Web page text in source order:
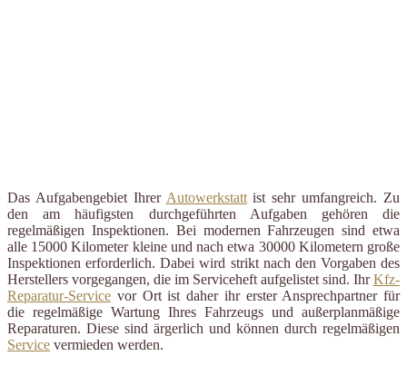
Das Aufgabengebiet Ihrer Autowerkstattist sehr umfangreich. Zu
den am häufigsten durchgeführten Aufgaben gehören die
regelmäßigen Inspektionen. Bei modernen Fahrzeugen sind etwa
alle 15000 Kilometer kleine und nach etwa 30000 Kilometern große
Inspektionen erforderlich. Dabei wird strikt nach den Vorgaben des
Herstellers vorgegangen, die im Serviceheft aufgelistet sind. IhrKfz-
Reparatur-Service vor Ort ist daher ihr erster Ansprechpartner für
die regelmäßige Wartung Ihres Fahrzeugs und außerplanmäßige
Reparaturen. Diese sind ärgerlich und können durch regelmäßigen
Service vermieden werden.